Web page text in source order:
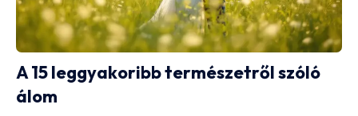
A 15 leggyakoribb természetről szóló
álom